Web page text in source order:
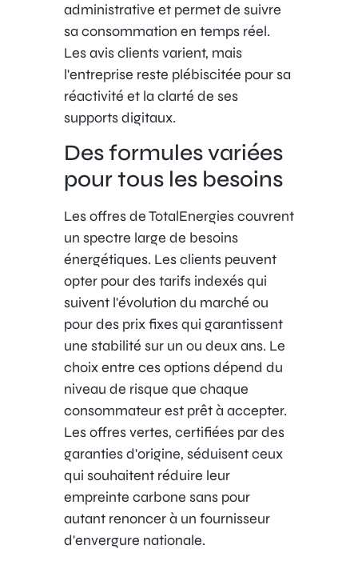
administrative et permet de suivre
sa consommation en temps réel.
Les avis clients varient, mais
l'entreprise reste plébiscitée pour sa
réactivité et la clarté de ses
supports digitaux.
Des formules variées
pour tous les besoins
Les offres de TotalEnergies couvrent
un spectre large de besoins
énergétiques. Les clients peuvent
opter pour des tarifs indexés qui
suivent l'évolution du marché ou
pour des prix fixes qui garantissent
une stabilité sur un ou deux ans. Le
choix entre ces options dépend du
niveau de risque que chaque
consommateur est prêt à accepter.
Les offres vertes, certifiées par des
garanties d'origine, séduisent ceux
qui souhaitent réduire leur
empreinte carbone sans pour
autant renoncer à un fournisseur
d'envergure nationale.